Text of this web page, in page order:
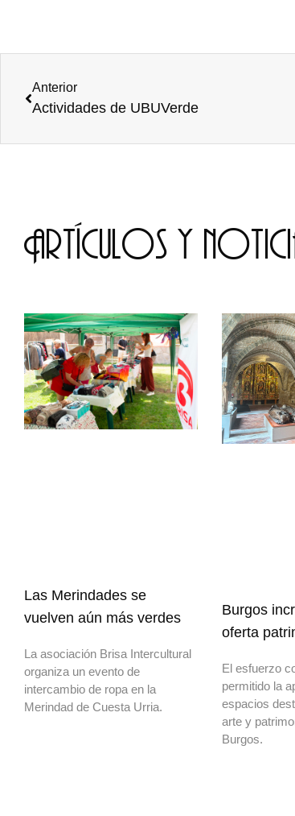
Anterior
Actividades de UBUVerde
Artículos y
Las Merindades se
vuelven aún más verdes
La asociación Brisa Intercultural
organiza un evento de
intercambio de ropa en la
Merindad de Cuesta Urria.
Burgos
oferta
El esfuerzo
permitido la
espacios
arte y
Burgos.